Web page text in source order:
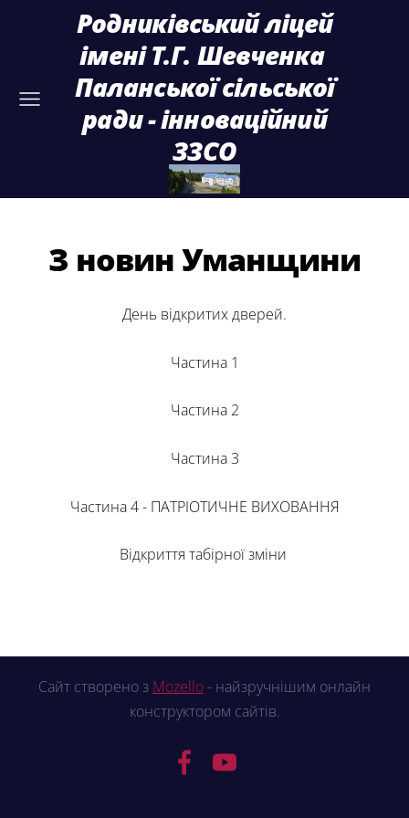
Родниківський ліцей
імені Т.Г. Шевченка
Паланської сільської
ради - інноваційний
ЗЗСО
З новин Уманщини
День відкритих дверей.
Частина 1
Частина 2
Частина 3
Частина 4 - ПАТРІОТИЧНЕ ВИХОВАННЯ
Відкриття табірної зміни
Сайт створено з Mozello- найзручнішим онлайн
конструктором сайтів.